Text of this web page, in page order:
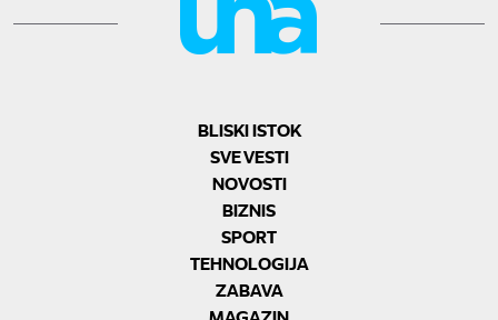
BLISKI ISTOK
SVE VESTI
NOVOSTI
BIZNIS
SPORT
TEHNOLOGIJA
ZABAVA